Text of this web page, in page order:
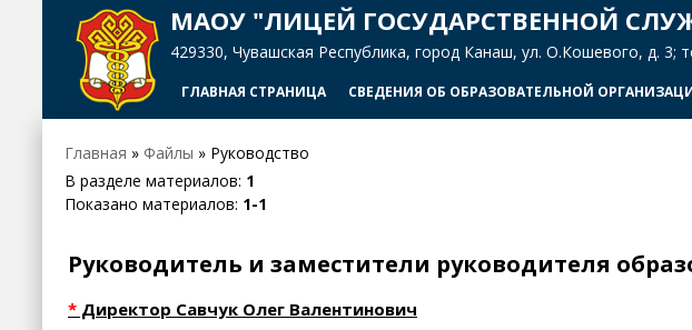
МАОУ "ЛИЦЕЙ ГОСУДАРСТВЕННОЙ
429330, Чувашская Республика, город Канаш, ул. О.Кошевого, д. 3;
ГЛАВНАЯ СТРАНИЦА СВЕДЕНИЯ ОБ ОБРАЗОВАТЕЛЬНОЙ
Главная » Файлы » Руководство
В разделе материалов: 1
Показано материалов: 1-1
Руководитель и заместители руководителя
* Директор Савчук Олег Валентинович